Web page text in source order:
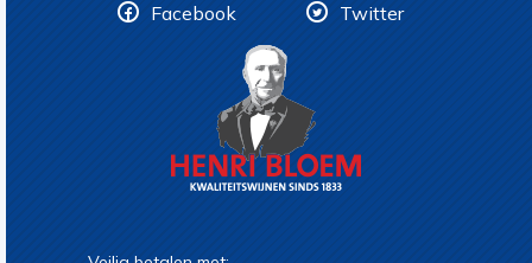
Facebook Twitter